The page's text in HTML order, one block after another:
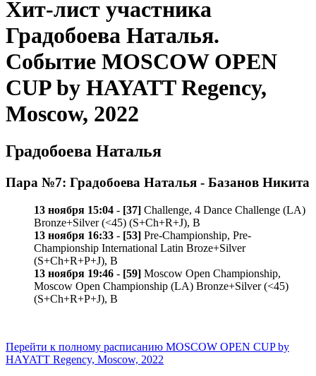
Хит-лист участника
Градобоева Наталья.
Событие MOSCOW OPEN
CUP by HAYATT Regency,
Moscow, 2022
Градобоева Наталья
Пара №7: Градобоева Наталья - Базанов Никита
13 ноября 15:04 - [37] Challenge, 4 Dance Challenge (LA)
Bronze+Silver (<45) (S+Ch+R+J), B
13 ноября 16:33 - [53] Pre-Championship, Pre-
Championship International Latin Broze+Silver
(S+Ch+R+P+J), B
13 ноября 19:46 - [59] Moscow Open Championship,
Moscow Open Championship (LA) Bronze+Silver (<45)
(S+Ch+R+P+J), B
Перейти к полному расписанию MOSCOW OPEN CUP by
HAYATT Regency, Moscow, 2022